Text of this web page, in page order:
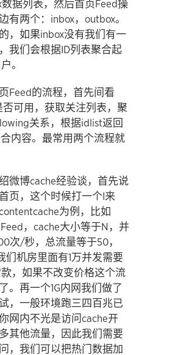
据列表，然后首页Feed操
有两个：inbox，outbox。
，如果inbox没有我们有一
我们会根据ID列表聚合起
。
的流程，首先间看
否可用，获取关注列表，聚
关系，根据idlist返回
内容。最常用两个流程就
博cache经验谈，首先说
页，这个时候打一个I来
为例，比如
，cache大小等于N，并
次/秒，总流量等于50，
们机房里面有1万并发需要
款，如果不改变价格这个流
。再一个1G内网我们做了
，一般环境跑三四百兆已
网内不光是访问cache开
其他流量，因此我们需要
，我们可以把热门数据加